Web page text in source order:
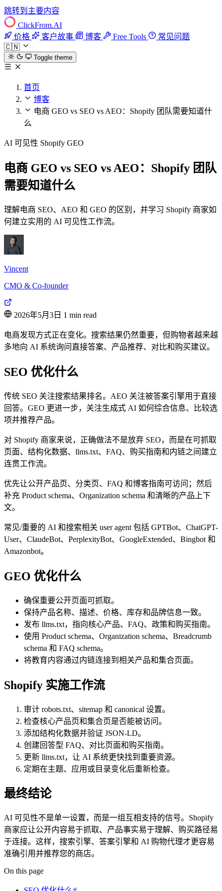
跳转到主要内容
ClickFrom.AI
价格
客户故事 博客 Free Tools
常见问题
🇨🇳
Toggle theme
首页
博客
电商 GEO vs SEO vs AEO：Shopify 团队需要知道什
么
AI 可见性 Shopify GEO
电商 GEO vs SEO vs AEO：Shopify 团队
需要知道什么
理解电商 SEO、AEO 和 GEO 的区别，并学习 Shopify 商家如
何建立实用的 AI 可见性工作流。
Vincent
CMO & Co-founder
2026年5月3日 1 min read
电商发现方式正在变化。搜索结果仍然重要，但购物者越来越
多地向 AI 系统询问直接答案、产品推荐、对比和购买建议。
SEO 优化什么
传统 SEO 关注搜索结果排名。AEO 关注被答案引擎用于直接
回答。GEO 更进一步，关注生成式 AI 如何综合信息、比较选
项并推荐产品。
对 Shopify 商家来说，正确做法不是放弃 SEO，而是在可抓取
页面、结构化数据、llms.txt、FAQ、购买指南和内链之间建立
连贯工作流。
优先让公开产品页、分类页、FAQ 和博客指南可访问；然后
补充 Product schema、Organization schema 和清晰的产品上下
文。
常见/重要的 AI 和搜索相关 user agent 包括 GPTBot、ChatGPT-
User、ClaudeBot、PerplexityBot、GoogleExtended、Bingbot 和
Amazonbot。
GEO 优化什么
确保重要公开页面可抓取。
保持产品名称、描述、价格、库存和品牌信息一致。
发布 llms.txt，指向核心产品、FAQ、政策和购买指南。
使用 Product schema、Organization schema、Breadcrumb
schema 和 FAQ schema。
将教育内容通过内链连接到相关产品和集合页面。
Shopify 实施工作流
审计 robots.txt、sitemap 和 canonical 设置。
检查核心产品页和集合页是否能被访问。
添加结构化数据并验证 JSON-LD。
创建回答型 FAQ、对比页面和购买指南。
更新 llms.txt，让 AI 系统更快找到重要资源。
定期在主题、应用或目录变化后重新检查。
最终结论
AI 可见性不是单一设置，而是一组互相支持的信号。Shopify
商家应让公开内容易于抓取、产品事实易于理解、购买路径易
于连接。这样，搜索引擎、答案引擎和 AI 购物代理才更容易
准确引用并推荐您的商店。
On this page